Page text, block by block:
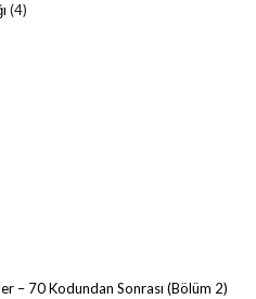
(4)
– 70 Kodundan Sonrası (Bölüm 2)